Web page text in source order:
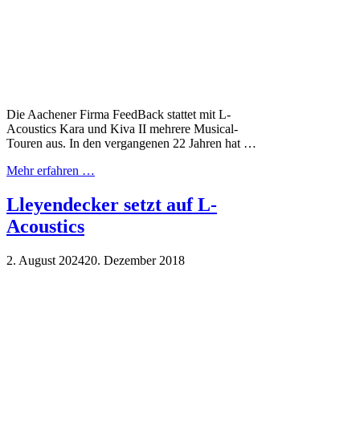
Die Aachener Firma FeedBack stattet mit L-
Acoustics Kara und Kiva II mehrere Musical-
Touren aus. In den vergangenen 22 Jahren hat …
Mehr erfahren …
Lleyendecker setzt auf L-
Acoustics
2. August 202420. Dezember 2018